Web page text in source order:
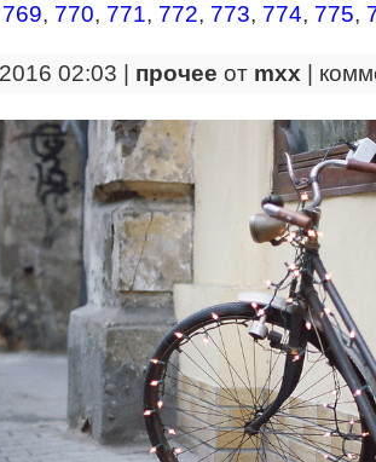
769, 770, 771, 772, 773, 774, 775,
02:03 | прочее от mxx